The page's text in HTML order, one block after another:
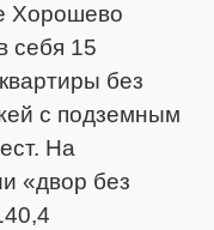
Хорошево
себя 15
без
с подземным
На
«двор без